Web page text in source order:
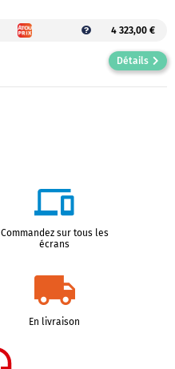
4 323,00 €
Détails
Commandez sur tous les
écrans
En livraison